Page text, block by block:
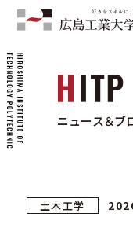
ニュース＆ブ
土木工学